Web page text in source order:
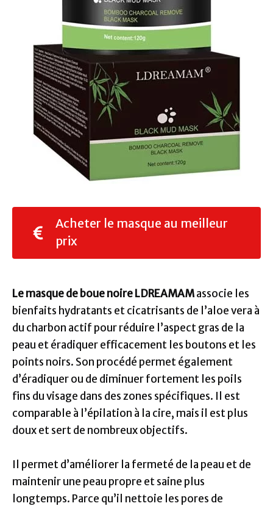
Acheter le masque au meilleur
prix
Le masque de boue noire LDREAMAMassocie les
bienfaits hydratants et cicatrisants de l’aloe vera à
du charbon actif pour réduire l’aspect gras de la
peau et éradiquer efficacement les boutons et les
points noirs. Son procédé permet également
d’éradiquer ou de diminuer fortement les poils
fins du visage dans des zones spécifiques. Il est
comparable à l’épilation à la cire, mais il est plus
doux et sert de nombreux objectifs.
Il permet d’améliorer la fermeté de la peau et de
maintenir une peau propre et saine plus
longtemps. Parce qu’il nettoie les pores de